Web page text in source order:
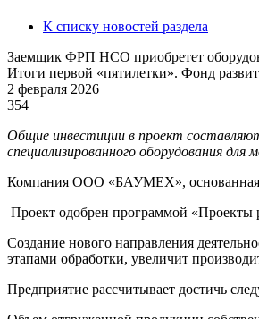
К списку новостей раздела
Заемщик ФРП НСО приобретет
Итоги первой «пятилетки». Фонд
2 февраля 2026
354
Общие инвестиции в проект
специализированного оборудования
Компания ООО «БАУМЕХ», основанная в
Проект одобрен программой «Проекты
Создание нового направления
этапами обработки, увеличит
Предприятие рассчитывает достичь